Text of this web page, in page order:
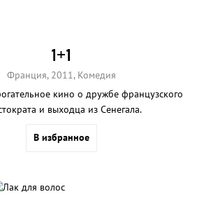
1+1
Франция, 2011, Комедия
кино о дружбе французского
и выходца из Сенегала.
В избранное